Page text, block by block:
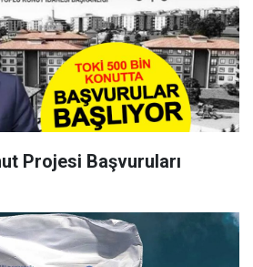
Projesi Başvuruları